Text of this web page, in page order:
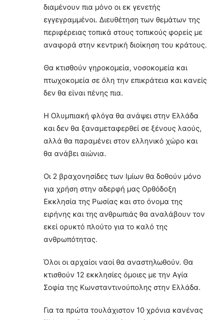
διαμένουν πια μόνο οι εκ γενετής
εγγεγραμμένοι. Διευθέτηση των θεμάτων της
περιφέρειας τοπικά στους τοπικούς φορείς με
αναφορά στην κεντρική διοίκηση του κράτους.
Θα κτισθούν γηροκομεία, νοσοκομεία και
πτωχοκομεία σε όλη την επικράτεια και κανείς
δεν θα είναι πένης πια.
Η Ολυμπιακή φλόγα θα ανάψει στην Ελλάδα
και δεν θα ξαναμεταφερθεί σε ξένους λαούς,
αλλά θα παραμένει στον ελληνικό χώρο και
θα ανάβει αιώνια.
Οι 2 βραχονησίδες των Ιμίων θα δοθούν μόνο
για χρήση στην αδερφή μας Ορθόδοξη
Εκκλησία της Ρωσίας και στο όνομα της
ειρήνης και της ανθρωπιάς θα αναλάβουν τον
εκεί ορυκτό πλούτο για το καλό της
ανθρωπότητας.
Όλοι οι αρχαίοι ναοί θα αναστηλωθούν. Θα
κτισθούν 12 εκκλησίες όμοιες με την Αγία
Σοφία της Κωνσταντινούπολης στην Ελλάδα.
Για τα πρώτα τουλάχιστον 10 χρόνια κανένας